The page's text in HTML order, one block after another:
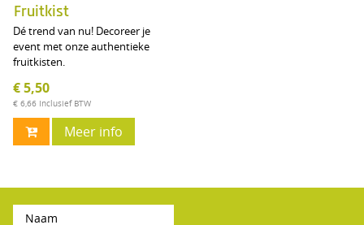
Fruitkist
Dé trend van nu! Decoreer je
event met onze authentieke
fruitkisten.
€ 5,50
€ 6,66 Inclusief BTW
Meer info